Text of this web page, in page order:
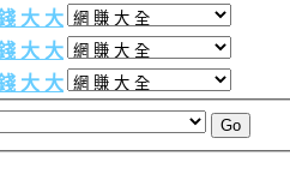
大 大
大 大
大 大